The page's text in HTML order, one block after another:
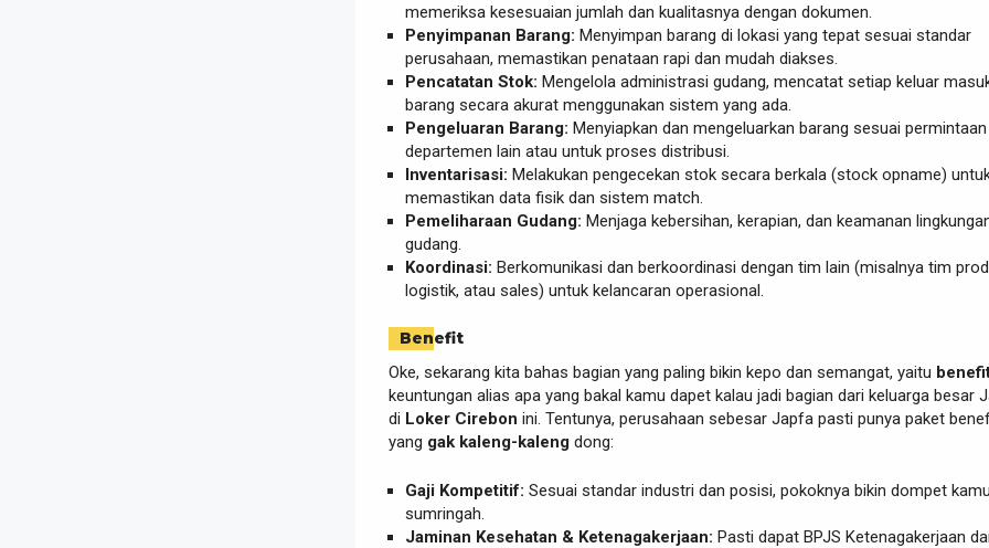
memeriksa kesesuaian jumlah dan kualitasnya dengan dokumen.
Penyimpanan Barang: Menyimpan barang di lokasi yang tepat sesuai standar
perusahaan, memastikan penataan rapi dan mudah diakses.
Pencatatan Stok: Mengelola administrasi gudang, mencatat setiap keluar
barang secara akurat menggunakan sistem yang ada.
Pengeluaran Barang: Menyiapkan dan mengeluarkan barang sesuai
departemen lain atau untuk proses distribusi.
Inventarisasi: Melakukan pengecekan stok secara berkala (stock opname)
memastikan data fisik dan sistem match.
Pemeliharaan Gudang: Menjaga kebersihan, kerapian, dan keamanan
gudang.
Koordinasi: Berkomunikasi dan berkoordinasi dengan tim lain (misalnya tim
logistik, atau sales) untuk kelancaran operasional.
Benefit
Oke, sekarang kita bahas bagian yang paling bikin kepo dan semangat, yaitu
keuntungan alias apa yang bakal kamu dapet kalau jadi bagian dari keluarga besar
di Loker Cirebon ini. Tentunya, perusahaan sebesar Japfa pasti punya paket
yang gak kaleng-kaleng dong:
Gaji Kompetitif: Sesuai standar industri dan posisi, pokoknya bikin dompet
sumringah.
Jaminan Kesehatan & Ketenagakerjaan: Pasti dapat BPJS Ketenagakerjaan